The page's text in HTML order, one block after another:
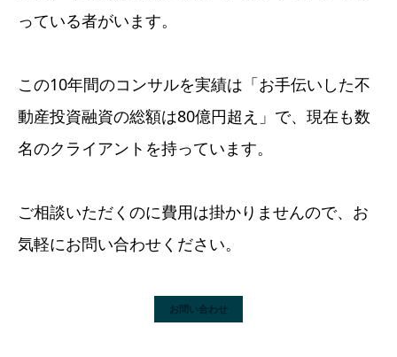
っている者がいます。
この10年間のコンサルを実績は「お手伝いした不
動産投資融資の総額は80億円超え」で、現在も数
名のクライアントを持っています。
ご相談いただくのに費用は掛かりませんので、お
気軽にお問い合わせください。
お問い合わせ